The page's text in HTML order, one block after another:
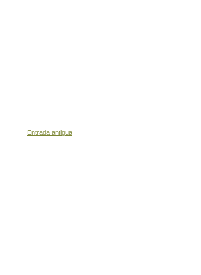
Entrada antigua